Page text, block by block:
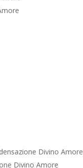
Divino Amore
Divino Amore